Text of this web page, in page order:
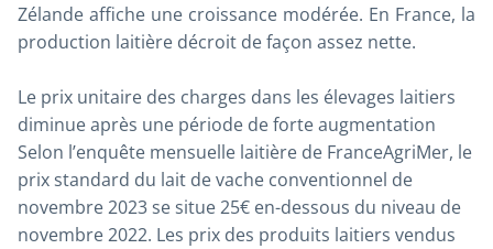
Zélande affiche une croissance modérée. En France, la
production laitière décroit de façon assez nette.
Le prix unitaire des charges dans les élevages laitiers
diminue après une période de forte augmentation
Selon l’enquête mensuelle laitière de FranceAgriMer, le
prix standard du lait de vache conventionnel de
novembre 2023 se situe 25€ en-dessous du niveau de
novembre 2022. Les prix des produits laitiers vendus